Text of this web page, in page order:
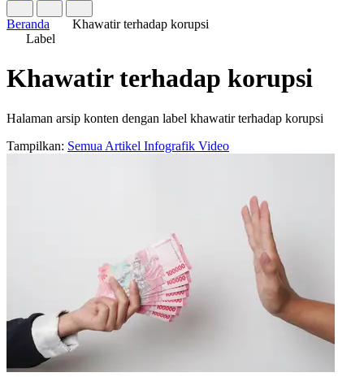
Beranda
Khawatir terhadap korupsi
Label
Khawatir terhadap korupsi
Halaman arsip konten dengan label khawatir terhadap korupsi
Tampilkan: Semua Artikel Infografik Video